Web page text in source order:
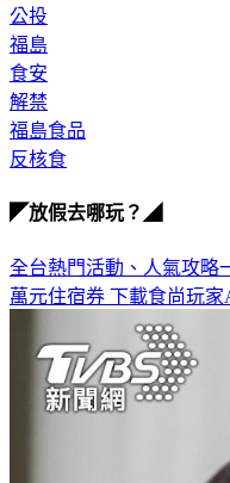
福島
食安
解禁
福島食品
反核食
萬元住宿券下載食尚玩家